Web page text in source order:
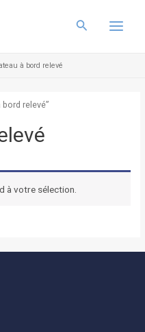
Rechercher
Menu
à bord relevé
relevé”
à votre sélection.